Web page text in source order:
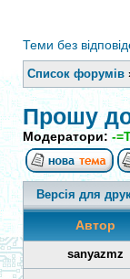
Теми без
Список форумів
Прошу
Модератори: -
Версія для
Автор
sanyazmz